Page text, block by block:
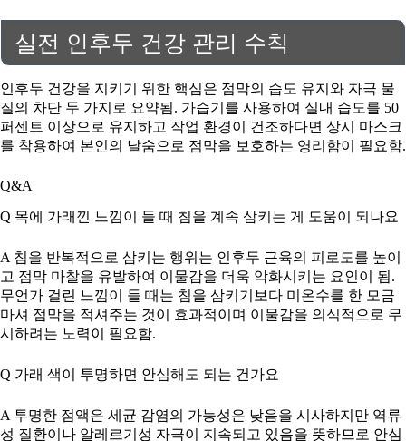
실전 인후두 건강 관리 수칙
인후두 건강을 지키기 위한 핵심은 점막의 습도 유지와 자극 물
질의 차단 두 가지로 요약됨. 가습기를 사용하여 실내 습도를 50
퍼센트 이상으로 유지하고 작업 환경이 건조하다면 상시 마스크
를 착용하여 본인의 날숨으로 점막을 보호하는 영리함이 필요함.
Q&A
Q 목에 가래낀 느낌이 들 때 침을 계속 삼키는 게 도움이 되나요
A 침을 반복적으로 삼키는 행위는 인후두 근육의 피로도를 높이
고 점막 마찰을 유발하여 이물감을 더욱 악화시키는 요인이 됨.
무언가 걸린 느낌이 들 때는 침을 삼키기보다 미온수를 한 모금
마셔 점막을 적셔주는 것이 효과적이며 이물감을 의식적으로 무
시하려는 노력이 필요함.
Q 가래 색이 투명하면 안심해도 되는 건가요
A 투명한 점액은 세균 감염의 가능성은 낮음을 시사하지만 역류
성 질환이나 알레르기성 자극이 지속되고 있음을 뜻하므로 안심